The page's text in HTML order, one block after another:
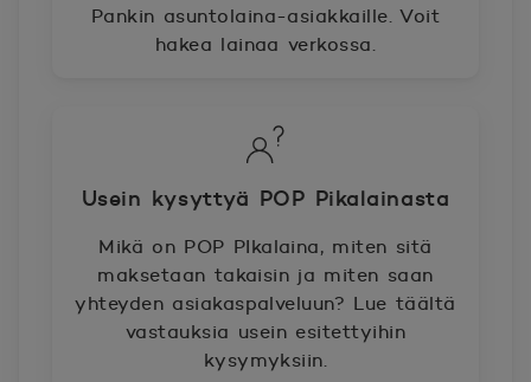
Pankin asuntolaina-asiakkaille. Voit
hakea lainaa verkossa.
Usein kysyttyä POP Pikalainasta
Mikä on POP PIkalaina, miten sitä
maksetaan takaisin ja miten saan
yhteyden asiakaspalveluun? Lue täältä
vastauksia usein esitettyihin
kysymyksiin.